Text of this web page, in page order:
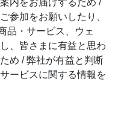
内をお届けするため /
参加をお願いしたり、
品・サービス、ウェ
、皆さまに有益と思わ
め / 弊社が有益と判断
ービスに関する情報を